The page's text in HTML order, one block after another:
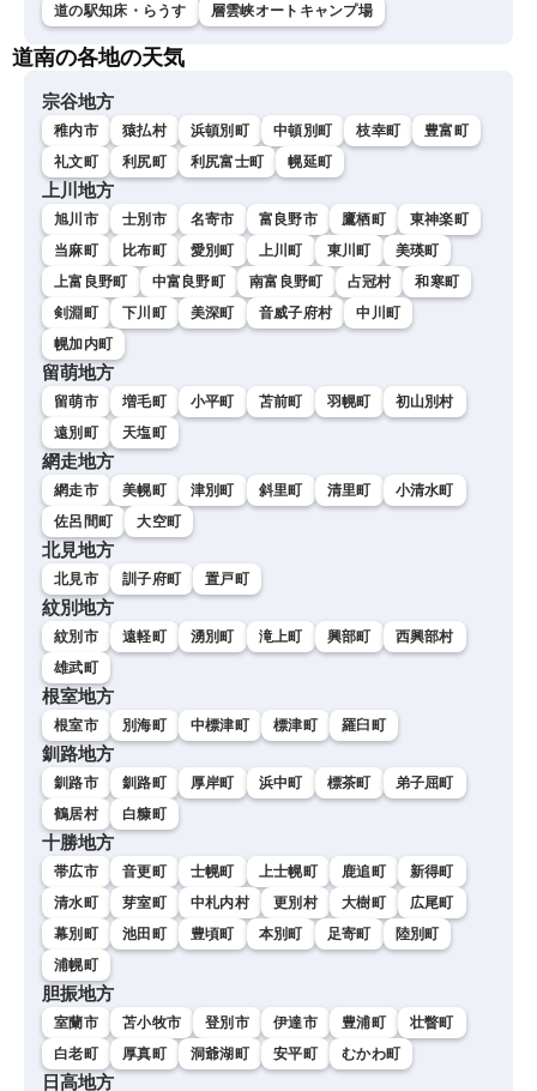
道の駅知床・らうす
層雲峡オートキャンプ場
道南の各地の天気
宗谷地方
稚内市 猿払村 浜頓別町 中頓別町 枝幸町
豊富町
礼文町
利尻町 利尻富士町 幌延町
上川地方
旭川市 士別市 名寄市 富良野市 鷹栖町
東神楽町
当麻町
比布町 愛別町 上川町 東川町
美瑛町
上富良野町
中富良野町 南富良野町 占冠村
和寒町
剣淵町
下川町 美深町 音威子府村
中川町
幌加内町
留萌地方
留萌市 増毛町 小平町 苫前町 羽幌町
初山別村
遠別町
天塩町
網走地方
網走市 美幌町 津別町 斜里町 清里町
小清水町
佐呂間町
大空町
北見地方
北見市 訓子府町 置戸町
紋別地方
紋別市 遠軽町 湧別町 滝上町 興部町
西興部村
雄武町
根室地方
根室市 別海町 中標津町 標津町 羅臼町
釧路地方
釧路市 釧路町 厚岸町 浜中町 標茶町
弟子屈町
鶴居村
白糠町
十勝地方
帯広市 音更町 士幌町 上士幌町 鹿追町
新得町
清水町
芽室町 中札内村 更別村 大樹町
広尾町
幕別町
池田町 豊頃町 本別町 足寄町
陸別町
浦幌町
胆振地方
室蘭市 苫小牧市 登別市 伊達市 豊浦町
壮瞥町
白老町
厚真町 洞爺湖町 安平町 むかわ町
日高地方